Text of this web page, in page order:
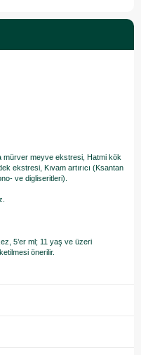
mürver meyve ekstresi, Hatmi kök
ekstresi, Kıvam artırıcı (Ksantan
ve digliseritleri).
5’er ml; 11 yaş ve üzeri
önerilir.